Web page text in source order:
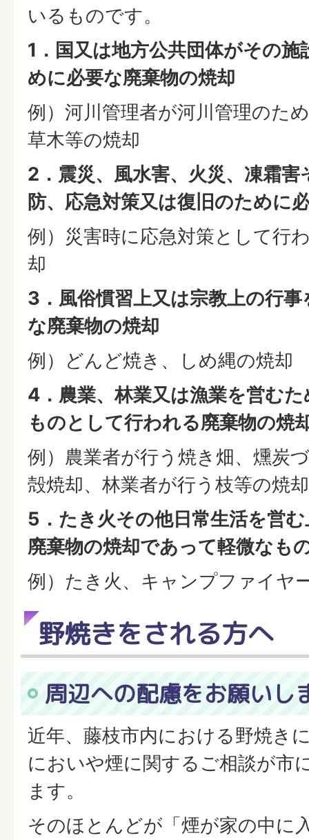
いるものです。
1．国又は地方公共団体がその
めに必要な廃棄物の焼却
例）河川管理者が河川管理のた
草木等の焼却
2．震災、風水害、火災、凍霜
防、応急対策又は復旧のために
例）災害時に応急対策として行
却
3．風俗慣習上又は宗教上の行
な廃棄物の焼却
例）どんど焼き、しめ縄の焼却
4．農業、林業又は漁業を営む
ものとして行われる廃棄物の焼
例）農業者が行う焼き畑、燻炭
殻焼却、林業者が行う枝等の焼却
5．たき火その他日常生活を営
廃棄物の焼却であって軽微なも
例）たき火、キャンプファイヤ
野焼きをされる方へ
周辺への配慮をお願いし
近年、藤枝市内における野焼き
においや煙に関するご相談が市
ます。
そのほとんどが「煙が家の中に